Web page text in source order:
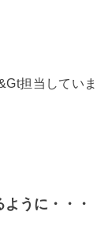
担当していま
うに・・・